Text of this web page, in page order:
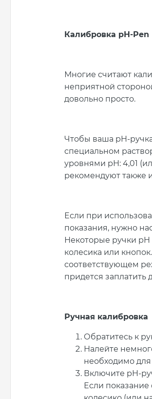
Калибровка pH-Pen
Многие считают
неприятной
довольно просто.
Чтобы ваша pH-
специальном
уровнями pH: 4,01
рекомендуют также
Если при
показания, нужно
Некоторые ручки
колесика или
соответствующем
придется заплатить
Ручная калибровка
Обратитесь к
Налейте
необходимо для
Включите pH-
Если показание